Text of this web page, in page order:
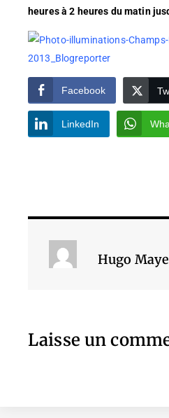
heures à 2 heures du matin
Facebook
LinkedIn
Hugo
Laisse un